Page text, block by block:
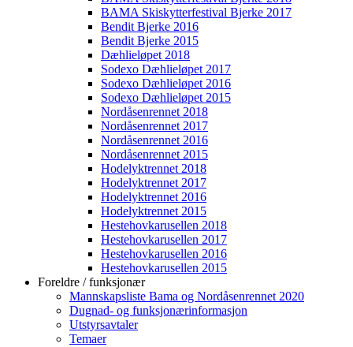
BAMA Skiskytterfestival Bjerke 2017
Bendit Bjerke 2016
Bendit Bjerke 2015
Dæhlieløpet 2018
Sodexo Dæhlieløpet 2017
Sodexo Dæhlieløpet 2016
Sodexo Dæhlieløpet 2015
Nordåsenrennet 2018
Nordåsenrennet 2017
Nordåsenrennet 2016
Nordåsenrennet 2015
Hodelyktrennet 2018
Hodelyktrennet 2017
Hodelyktrennet 2016
Hodelyktrennet 2015
Hestehovkarusellen 2018
Hestehovkarusellen 2017
Hestehovkarusellen 2016
Hestehovkarusellen 2015
Foreldre / funksjonær
Mannskapsliste Bama og Nordåsenrennet 2020
Dugnad- og funksjonærinformasjon
Utstyrsavtaler
Temaer